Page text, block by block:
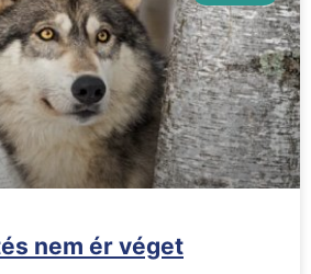
nem ér véget